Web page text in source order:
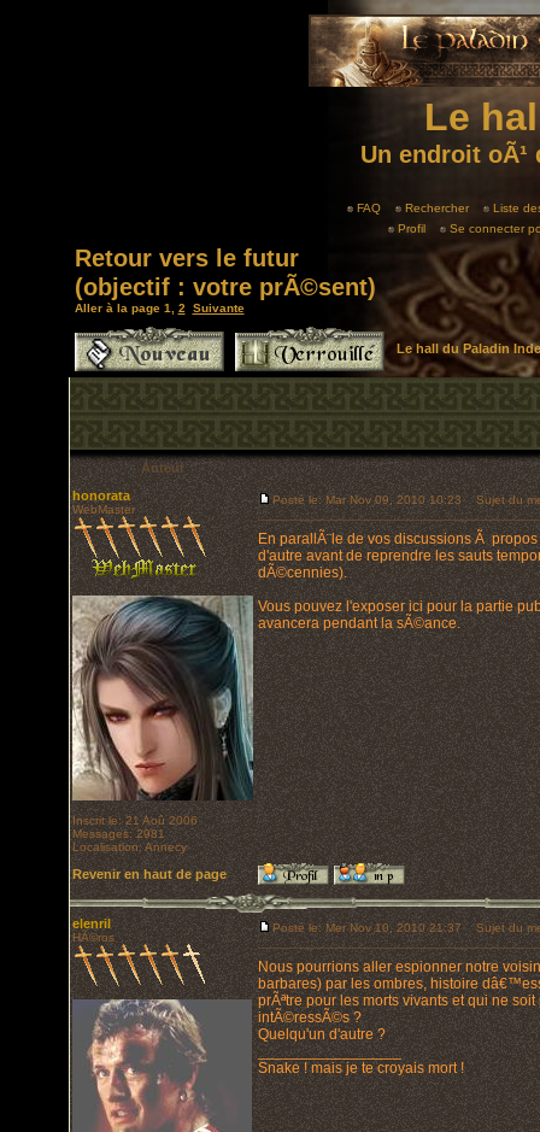
Le
Un endroit
FAQ Rechercher
Liste
Profil
Se connecter
Retour vers le futur
(objectif : votre prÃ©sent)
Aller à la page 1 2 Suivante
Le hall du Paladin
Auteur
honorata
WebMaster
Inscrit le: 21 Aoû 2006
Messages: 2981
Localisation: Annecy
Posté le: Mar Nov 09, 2010 10:23 Sujet du
En parallÃ¨le de vos discussions Ã
d'autre avant de reprendre les sauts
dÃ©cennies).
Vous pouvez l'exposer ici pour la partie
avancera pendant la sÃ©ance.
Revenir en haut de page
elenril
HÃ©ros
Posté le: Mer Nov 10, 2010 21:37 Sujet du
Nous pourrions aller espionner notre
barbares) par les ombres, histoire
prÃªtre pour les morts vivants et qui ne
intÃ©ressÃ©s ?
Quelqu'un d'autre ?
_________________
Snake ! mais je te croyais mort !